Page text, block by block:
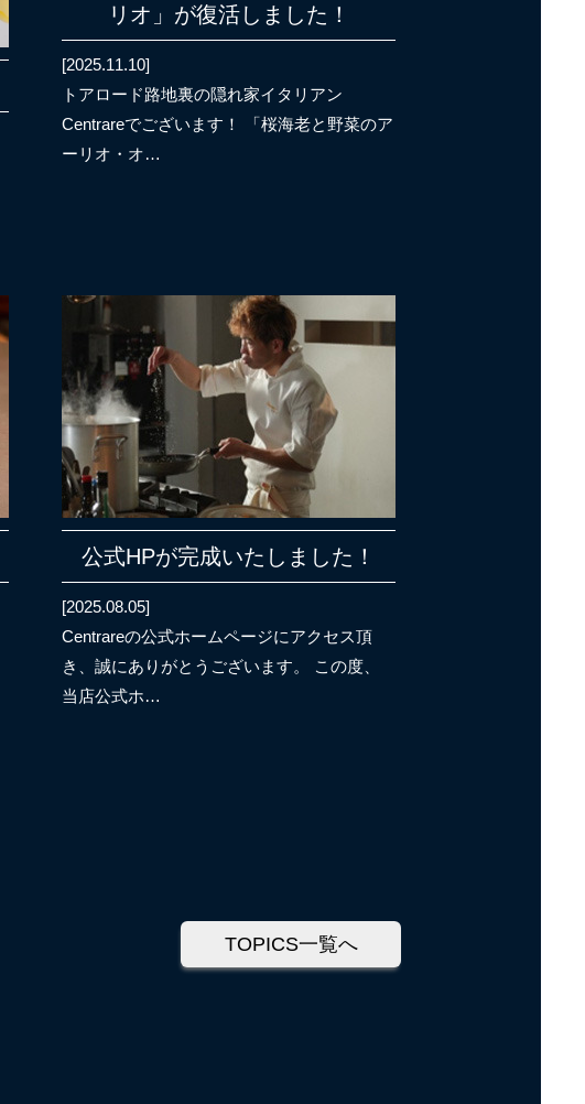
リオ」が復活しました！
[2025.11.10]
トアロード路地裏の隠れ家イタリアン
Centrareでございます！ 「桜海老と野菜のア
ーリオ・オ…
公式HPが完成いたしました！
[2025.08.05]
Centrareの公式ホームページにアクセス頂
き、誠にありがとうございます。 この度、
当店公式ホ…
TOPICS一覧へ